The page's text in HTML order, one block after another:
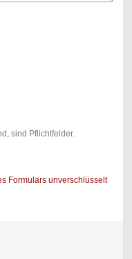
sind Pflichtfelder.
Formulars unverschlüsselt